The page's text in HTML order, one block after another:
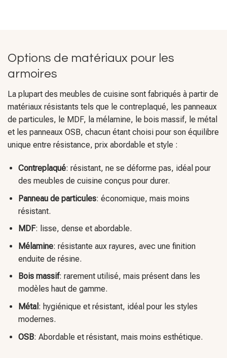
Options de matériaux pour les
armoires
La plupart des meubles de cuisine sont fabriqués à partir de
matériaux résistants tels que le contreplaqué, les panneaux
de particules, le MDF, la mélamine, le bois massif, le métal
et les panneaux OSB, chacun étant choisi pour son équilibre
unique entre résistance, prix abordable et style :
Contreplaqué: résistant, ne se déforme pas, idéal pour
des meubles de cuisine conçus pour durer.
Panneau de particules: économique, mais moins
résistant.
MDF: lisse, dense et abordable.
Mélamine: résistante aux rayures, avec une finition
enduite de résine.
Bois massif: rarement utilisé, mais présent dans les
modèles haut de gamme.
Métal : hygiénique et résistant, idéal pour les styles
modernes.
OSB: Abordable et résistant, mais moins esthétique.